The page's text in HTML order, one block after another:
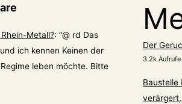
Metall?: “@ rd Das
ich kennen Keinen der
leben möchte. Bitte
Der
3.2k Aufrufe
Baustelle